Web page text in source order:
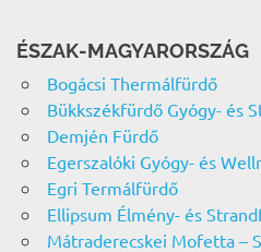
ÉSZAK-MAGYARORSZÁG
Bogácsi Thermálfürdő
Bükkszékfürdő Gyógy- és
Demjén Fürdő
Egerszalóki Gyógy- és
Egri Termálfürdő
Ellipsum Élmény- és
Mátraderecskei Mofetta –